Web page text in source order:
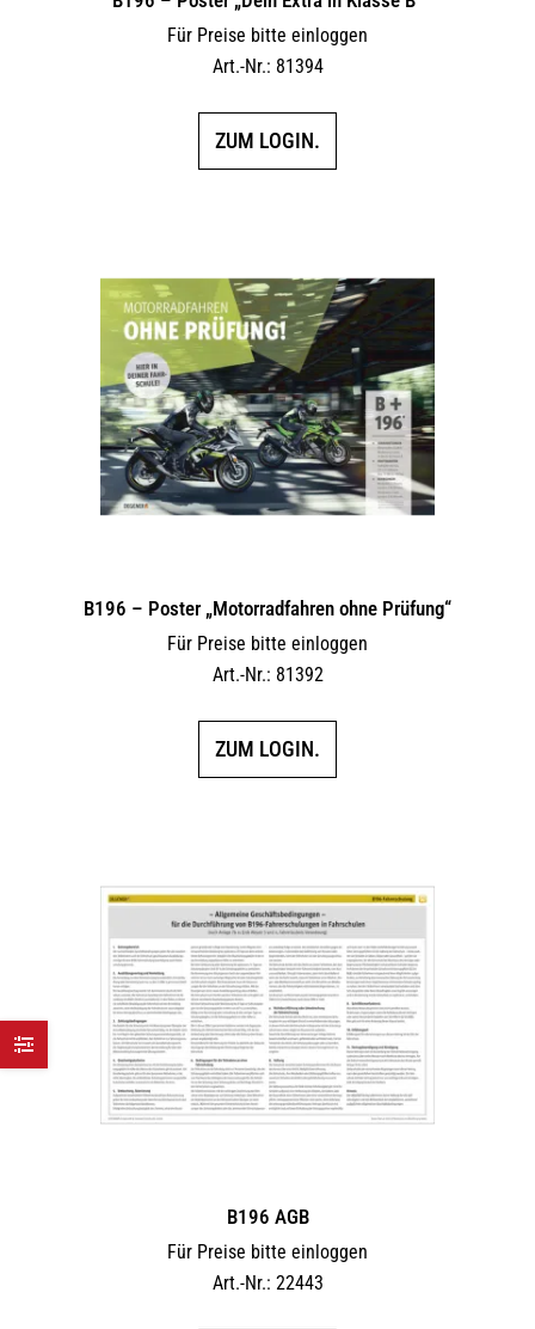
Für Preise bitte einloggen
Art.-Nr.: 81394
ZUM LOGIN.
B196 – Poster „Motorradfahren ohne Prüfung“
Für Preise bitte einloggen
Art.-Nr.: 81392
ZUM LOGIN.
B196 AGB
Für Preise bitte einloggen
Art.-Nr.: 22443